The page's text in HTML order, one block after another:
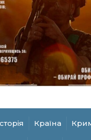
і хімія на
успіху випускниці з
Гонтар
нову банкноту 2
легендарного
для наших гаманців
у шоці: які продукти
а за що
Країна